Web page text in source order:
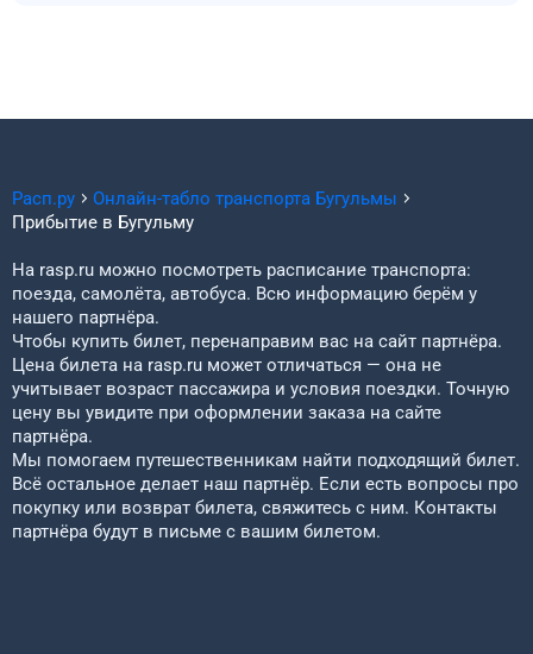
Расп.ру Онлайн-табло транспорта Бугульмы
Прибытие в Бугульму
На rasp.ru можно посмотреть расписание транспорта:
поезда, самолёта, автобуса. Всю информацию берём у
нашего партнёра.
Чтобы купить билет, перенаправим вас на сайт партнёра.
Цена билета на rasp.ru может отличаться — она не
учитывает возраст пассажира и условия поездки. Точную
цену вы увидите при оформлении заказа на сайте
партнёра.
Мы помогаем путешественникам найти подходящий билет.
Всё остальное делает наш партнёр. Если есть вопросы про
покупку или возврат билета, свяжитесь с ним. Контакты
партнёра будут в письме с вашим билетом.